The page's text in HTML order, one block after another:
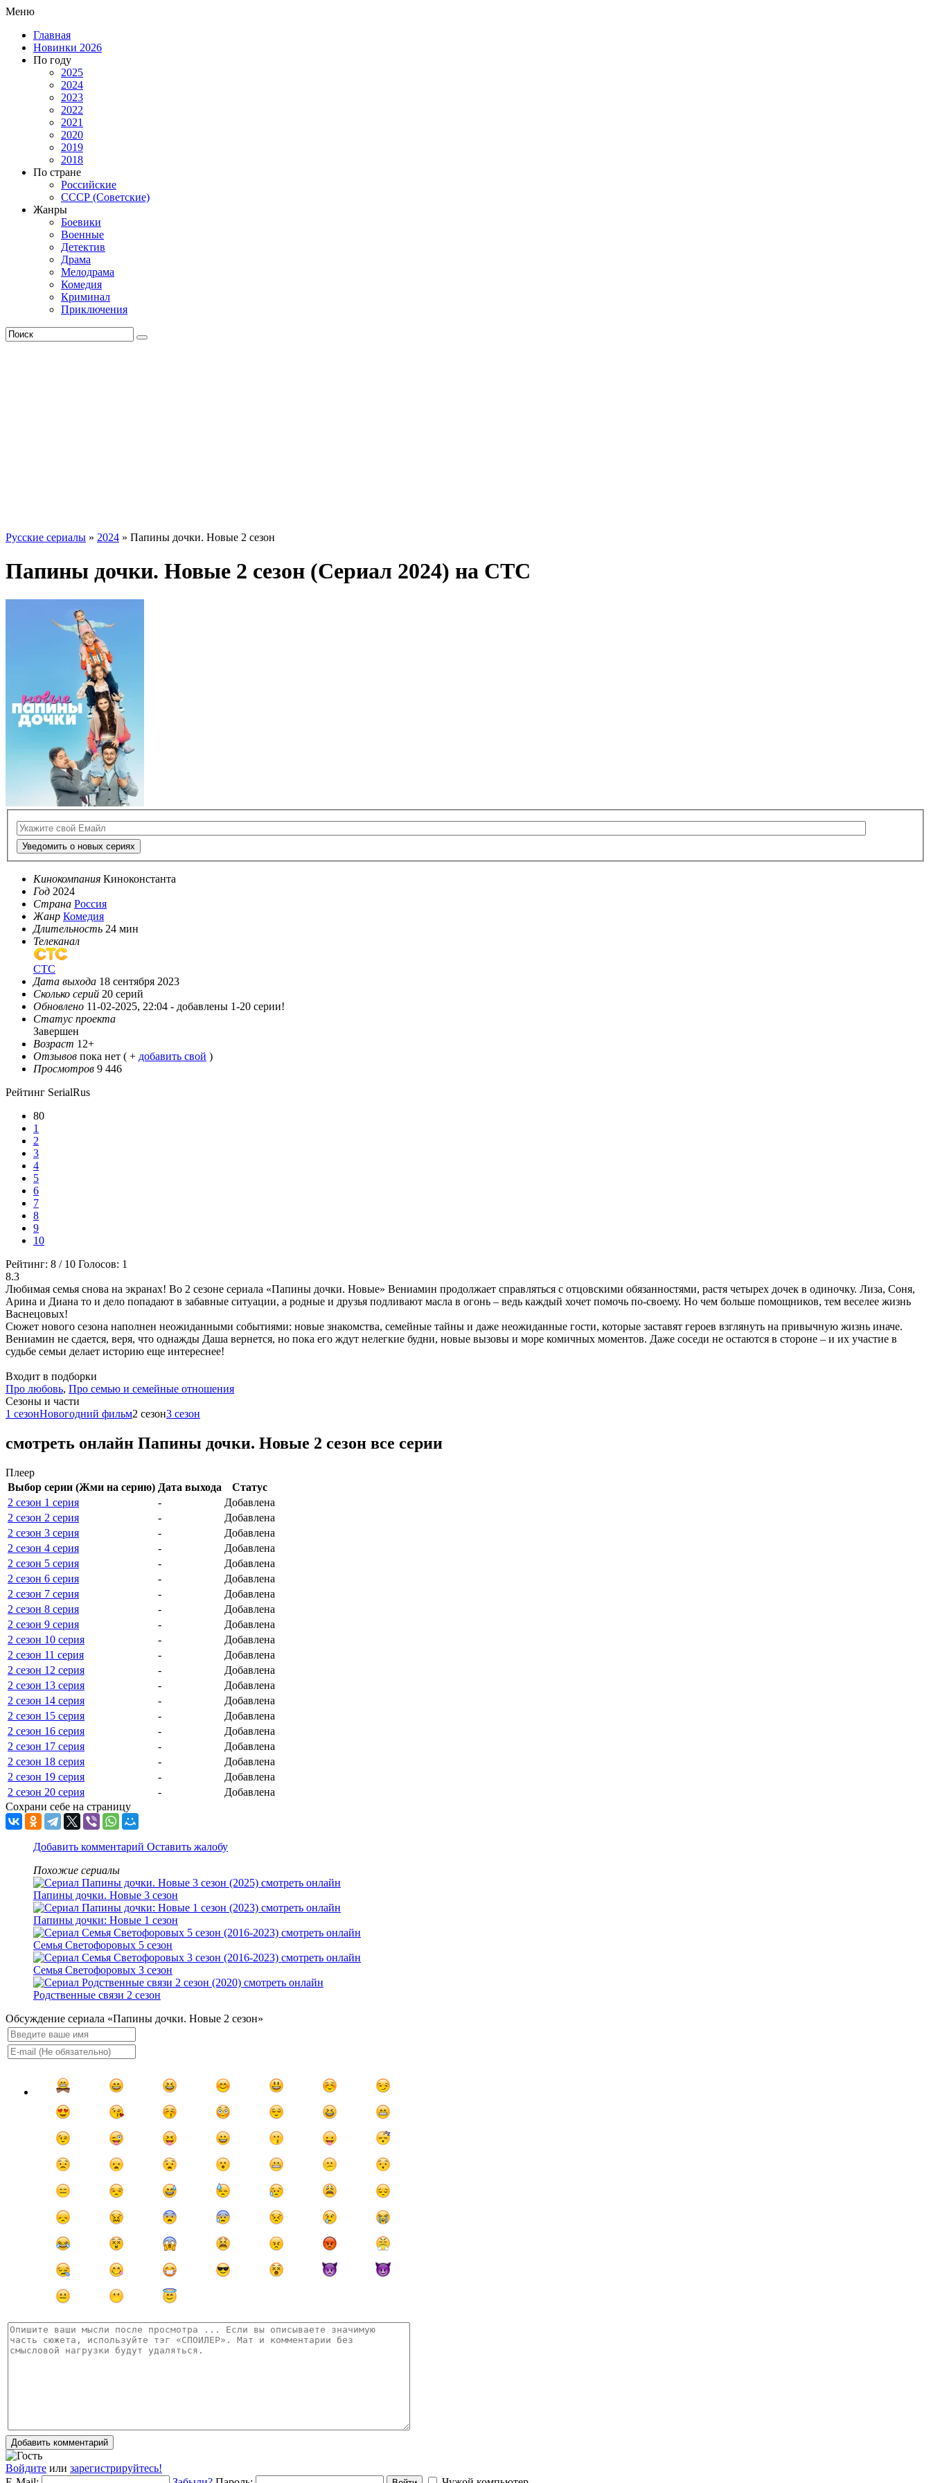
Меню
Главная
Новинки 2026
По году
2025
2024
2023
2022
2021
2020
2019
2018
По стране
Российские
СССР (Советские)
Жанры
Боевики
Военные
Детектив
Драма
Мелодрама
Комедия
Криминал
Приключения
Русские сериалы » 2024 » Папины дочки. Новые 2 сезон
Папины дочки. Новые 2 сезон (Сериал 2024) на СТС
Уведомить о новых сериях
Кинокомпания Киноконстанта
Год 2024
Страна Россия
Жанр Комедия
Длительность 24 мин
Телеканал
СТС
Дата выхода 18 сентября 2023
Сколько серий 20 серий
Обновлено 11-02-2025, 22:04 - добавлены 1-20 серии!
Статус проекта
Завершен
Возраст 12+
Отзывов пока нет ( + добавить свой )
Просмотров 9 446
Рейтинг SerialRus
80
1
2
3
4
5
6
7
8
9
10
Рейтинг: 8 / 10 Голосов: 1
8.3
Любимая семья снова на экранах! Во 2 сезоне сериала «Папины дочки. Новые» Вениамин продолжает справляться с отцовскими обязанностями, растя четырех дочек в одиночку. Лиза, Соня,
Арина и Диана то и дело попадают в забавные ситуации, а родные и друзья подливают масла в огонь – ведь каждый хочет помочь по-своему. Но чем больше помощников, тем веселее жизнь
Васнецовых!
Сюжет нового сезона наполнен неожиданными событиями: новые знакомства, семейные тайны и даже неожиданные гости, которые заставят героев взглянуть на привычную жизнь иначе.
Вениамин не сдается, веря, что однажды Даша вернется, но пока его ждут нелегкие будни, новые вызовы и море комичных моментов. Даже соседи не остаются в стороне – и их участие в
судьбе семьи делает историю еще интереснее!
Входит в подборки
Про любовь, Про семью и семейные отношения
Cезоны и части
1 сезонНовогодний фильм2 сезон3 сезон
смотреть онлайн Папины дочки. Новые 2 сезон все серии
Плеер
Выбор серии (Жми на серию) Дата выхода
Статус
2 сезон 1 серия
-
Добавлена
2 сезон 2 серия
-
Добавлена
2 сезон 3 серия
-
Добавлена
2 сезон 4 серия
-
Добавлена
2 сезон 5 серия
-
Добавлена
2 сезон 6 серия
-
Добавлена
2 сезон 7 серия
-
Добавлена
2 сезон 8 серия
-
Добавлена
2 сезон 9 серия
-
Добавлена
2 сезон 10 серия
-
Добавлена
2 сезон 11 серия
-
Добавлена
2 сезон 12 серия
-
Добавлена
2 сезон 13 серия
-
Добавлена
2 сезон 14 серия
-
Добавлена
2 сезон 15 серия
-
Добавлена
2 сезон 16 серия
-
Добавлена
2 сезон 17 серия
-
Добавлена
2 сезон 18 серия
-
Добавлена
2 сезон 19 серия
-
Добавлена
2 сезон 20 серия
-
Добавлена
Сохрани себе на страницу
Добавить комментарий Оставить жалобу
Похожие сериалы
Папины дочки. Новые 3 сезон
Папины дочки: Новые 1 сезон
Семья Светофоровых 5 сезон
Семья Светофоровых 3 сезон
Родственные связи 2 сезон
Обсуждение сериала «Папины дочки. Новые 2 сезон»
Добавить комментарий
Войдите или зарегистрируйтесь!